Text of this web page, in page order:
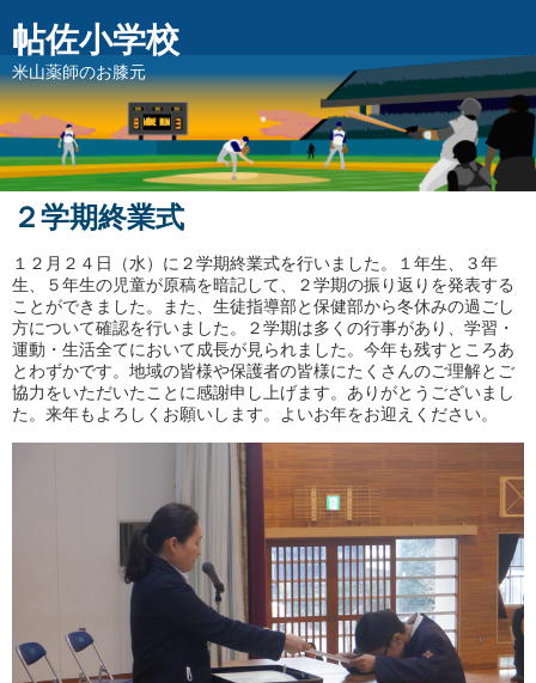
帖佐小学校
米山薬師のお膝元
２学期終業式
１２月２４日（水）に２学期終業式を行いました。１年生、３年
生、５年生の児童が原稿を暗記して、２学期の振り返りを発表する
ことができました。また、生徒指導部と保健部から冬休みの過ごし
方について確認を行いました。２学期は多くの行事があり、学習・
運動・生活全てにおいて成長が見られました。今年も残すところあ
とわずかです。地域の皆様や保護者の皆様にたくさんのご理解とご
協力をいただいたことに感謝申し上げます。ありがとうございまし
た。来年もよろしくお願いします。よいお年をお迎えください。